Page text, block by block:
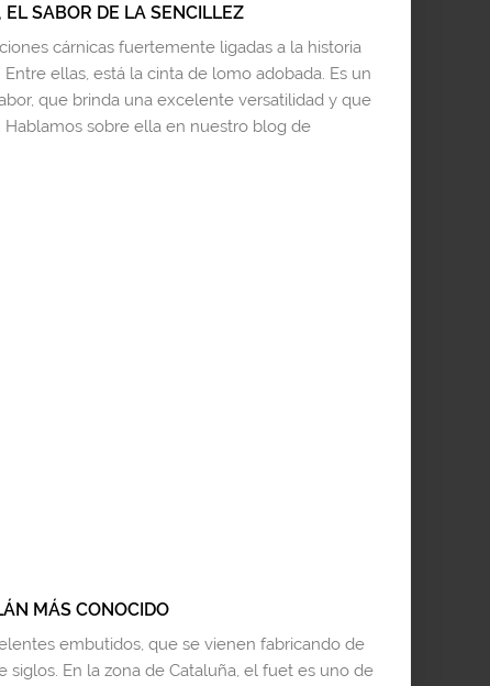
SABOR DE LA SENCILLEZ
cárnicas fuertemente ligadas a la historia
ellas, está la cinta de lomo adobada. Es un
que brinda una excelente versatilidad y que
sobre ella en nuestro blog de
MÁS CONOCIDO
embutidos, que se vienen fabricando de
siglos. En la zona de Cataluña, el fuet es uno de